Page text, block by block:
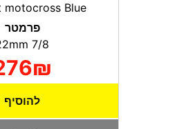
Bayonet motocross Blue
פרמטר
להוסיף